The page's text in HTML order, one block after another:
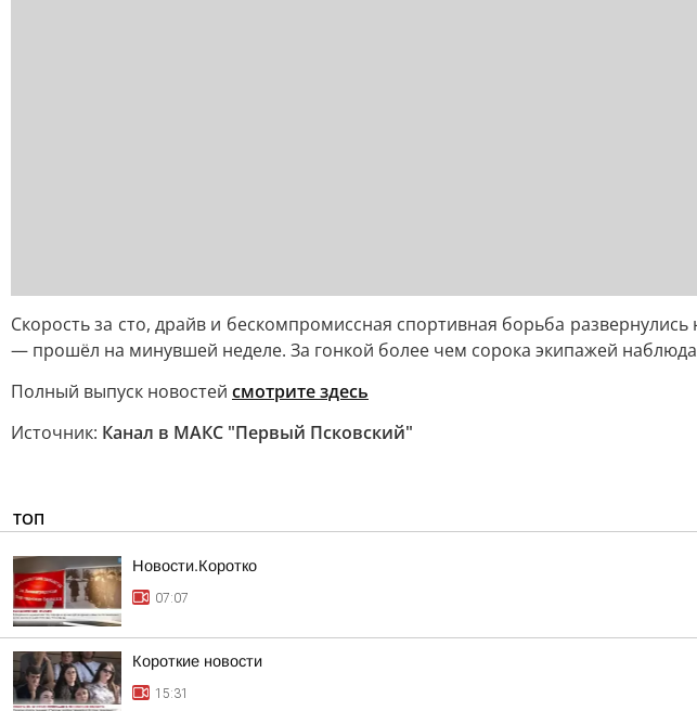
Скорость за сто, драйв и бескомпромиссная спортивная борьба
— прошёл на минувшей неделе. За гонкой более чем сорока экипажей
Полный выпуск новостей смотрите здесь
Источник: Канал в МАКС "Первый Псковский"
ТОП
Новости.Коротко
07:07
Короткие новости
15:31